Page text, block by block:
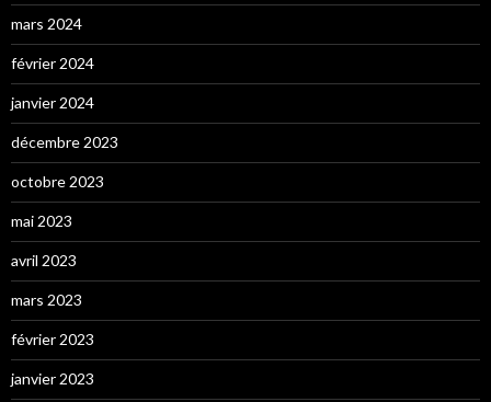
mars 2024
février 2024
janvier 2024
décembre 2023
octobre 2023
mai 2023
avril 2023
mars 2023
février 2023
janvier 2023